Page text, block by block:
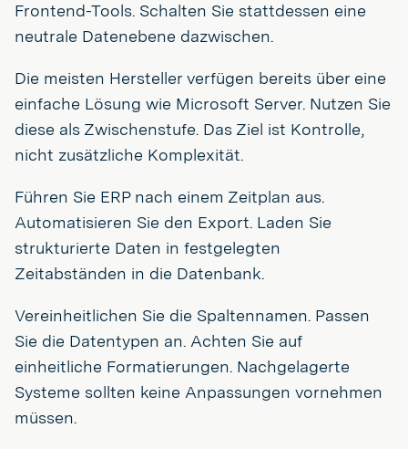
Frontend-Tools. Schalten Sie stattdessen eine
neutrale Datenebene dazwischen.
Die meisten Hersteller verfügen bereits über eine
einfache Lösung wie Microsoft Server. Nutzen Sie
diese als Zwischenstufe. Das Ziel ist Kontrolle,
nicht zusätzliche Komplexität.
Führen Sie ERP nach einem Zeitplan aus.
Automatisieren Sie den Export. Laden Sie
strukturierte Daten in festgelegten
Zeitabständen in die Datenbank.
Vereinheitlichen Sie die Spaltennamen. Passen
Sie die Datentypen an. Achten Sie auf
einheitliche Formatierungen. Nachgelagerte
Systeme sollten keine Anpassungen vornehmen
müssen.